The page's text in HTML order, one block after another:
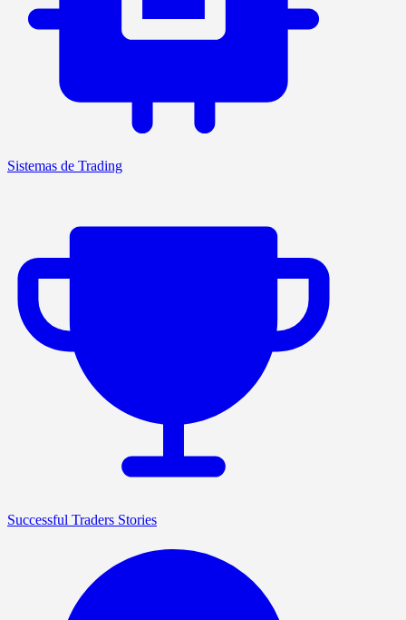
Sistemas de Trading
Successful Traders Stories